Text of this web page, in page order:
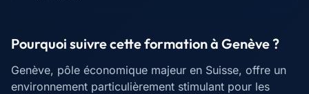
Pourquoi suivre cette formation à Genève?
Genève, pôle économique majeur en Suisse, offre un
environnement particulièrement stimulant pour les